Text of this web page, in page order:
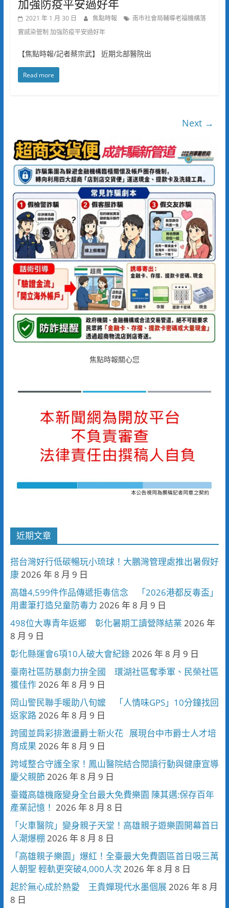
加強防疫平安過好年
2021 年 1 月 30 日 焦點時報
南市社會局輔導老福機構落
實感染管制 加強防疫平安過好年
【焦點時報/記者蔡宗武】 近期北部醫院出
Read more
Next →
焦點時報關心您
近期文章
搭台灣好行低碳暢玩小琉球！大鵬灣管理處推出暑假好
康2026 年 8 月 9 日
高雄4,599件作品傳遞拒毒信念 「2026港都反毒盃」
用畫筆打造兒童防毒力 2026 年 8 月 9 日
498位大專青年返鄉 彰化暑期工讀營隊結業 2026 年
8 月 9 日
彰化縣運會6項10人破大會紀錄2026 年 8 月 9 日
臺南社區防暴劇力拚全國 環湖社區奪季軍、民榮社區
獲佳作2026 年 8 月 9 日
岡山警民聯手暖助八旬嬤 「人情味GPS」10分鐘找回
返家路2026 年 8 月 9 日
跨國並肩彩排激盪爵士新火花 展現台中市爵士人才培
育成果 2026 年 8 月 9 日
跨域整合守護全家！鳳山醫院結合閱讀行動與健康宣導
慶父親節2026 年 8 月 9 日
臺鐵高雄機廠變身全台最大免費樂園 陳其邁:保存百年
產業記憶！ 2026 年 8 月 8 日
「火車醫院」變身親子天堂！高雄親子遊樂園開幕首日
人潮爆棚 2026 年 8 月 8 日
「高雄親子樂園」爆紅！全臺最大免費園區首日吸三萬
人朝聖 輕軌更突破4,000人次 2026 年 8 月 8 日
起於無心成於熱愛 王貴嬋現代水墨個展2026 年 8 月
8 日